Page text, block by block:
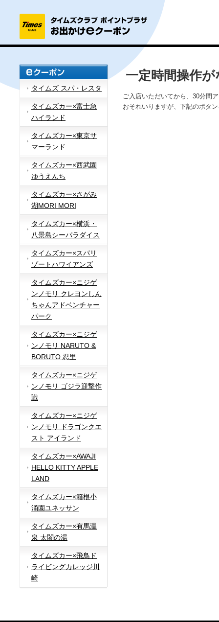
タイムズ スパ・レスタ
タイムズカー×富士急
ハイランド
タイムズカー×東京サ
マーランド
タイムズカー×西武園
ゆうえんち
タイムズカー×さがみ
湖MORI MORI
タイムズカー×横浜・
八景島シーパラダイス
タイムズカー×スパリ
ゾートハワイアンズ
タイムズカー×ニジゲ
ンノモリ クレヨンしん
ちゃんアドベンチャー
パーク
タイムズカー×ニジゲ
ンノモリ NARUTO &
BORUTO 忍里
タイムズカー×ニジゲ
ンノモリ ゴジラ迎撃作
戦
タイムズカー×ニジゲ
ンノモリ ドラゴンクエ
スト アイランド
タイムズカー×AWAJI
HELLO KITTY APPLE
LAND
タイムズカー×箱根小
涌園ユネッサン
タイムズカー×有馬温
泉 太閤の湯
タイムズカー×飛鳥ド
ライビングカレッジ川
崎
一定時間操作
ご入店いただいてから、30分間
おそれいりますが、下記のボタ